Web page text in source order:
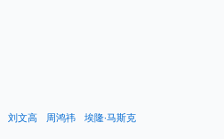
刘文高 周鸿祎 埃隆·马斯克